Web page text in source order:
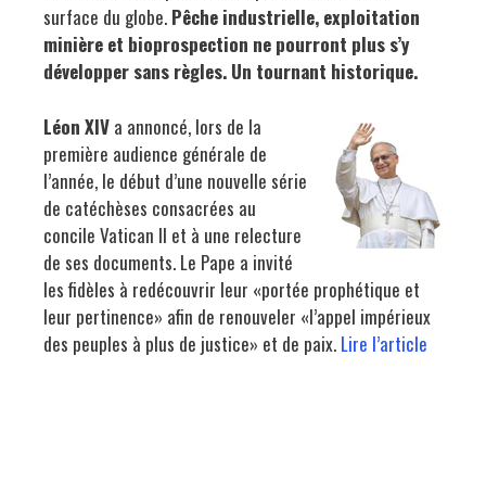
surface du globe. Pêche industrielle, exploitation
minière et bioprospection ne pourront plus s’y
développer sans règles. Un tournant historique.
Léon XIV a annoncé, lors de la
première audience générale de
l’année, le début d’une nouvelle série
de catéchèses consacrées au
concile Vatican II et à une relecture
de ses documents. Le Pape a invité
les fidèles à redécouvrir leur «portée prophétique et
leur pertinence» afin de renouveler «l’appel impérieux
des peuples à plus de justice» et de paix. Lire l’article